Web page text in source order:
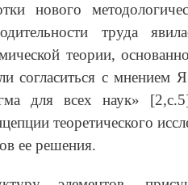
нового
труда
теории,
согласиться с мнением
для всех наук»
теоретического
ее решения.